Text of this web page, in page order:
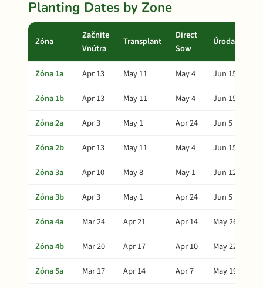
Planting Dates by Zone
Zóna
Začnite
Vnútra
Transplant
Direct
Sow
Úroda
Zóna 1a Apr 13 May 11 May 4
Jun 15
Zóna 1b
Apr 13 May 11 May 4
Jun 15
Zóna 2a
Apr 3 May 1 Apr 24
Jun 5
Zóna 2b
Apr 13 May 11 May 4
Jun 15
Zóna 3a
Apr 10 May 8 May 1
Jun 12
Zóna 3b
Apr 3 May 1 Apr 24
Jun 5
Zóna 4a
Mar 24 Apr 21 Apr 14
May 26
Zóna 4b
Mar 20 Apr 17 Apr 10
May 22
Zóna 5a
Mar 17 Apr 14 Apr 7
May 19